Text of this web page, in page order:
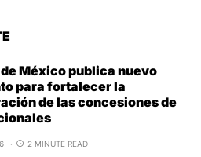
México publica nuevo
para fortalecer la
de las concesiones de
2 MINUTE READ